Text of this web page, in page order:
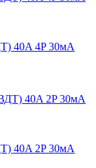
40A 4P 30мА
40A 2P 30мА